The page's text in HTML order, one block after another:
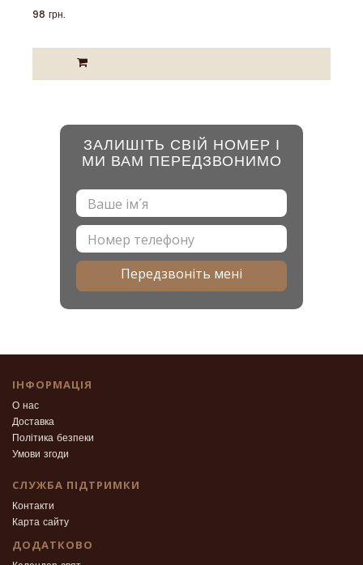
98 грн.
ЗАЛИШІТЬ СВІЙ НОМЕР І
МИ ВАМ ПЕРЕДЗВОНИМО
Передзвоніть мені
ІНФОРМАЦІЯ
О нас
Доставка
Політика безпеки
Умови згоди
СЛУЖБА ПІДТРИМКИ
Контакти
Карта сайту
ДОДАТКОВО